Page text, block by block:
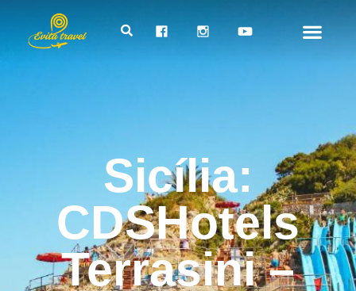
Sicília:
CDSHotels
Terrasini –